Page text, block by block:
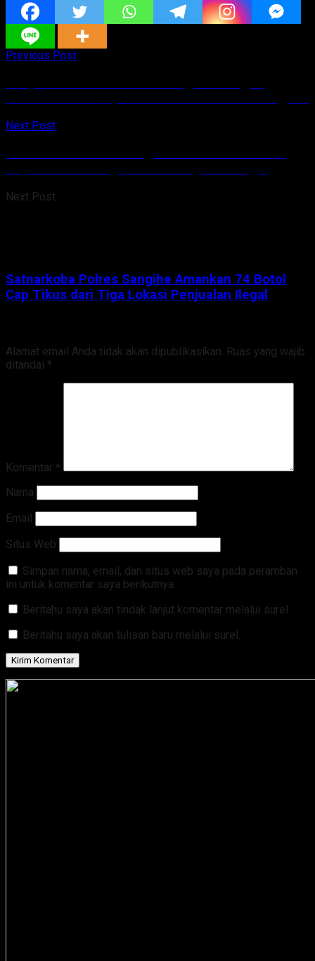
Previous Post
Next Post
Next Post
Satnarkoba Polres Sangihe Amankan 74 Botol
Cap Tikus dari Tiga Lokasi Penjualan Ilegal
Alamat email Anda tidak akan dipublikasikan. Ruas yang wajib
ditandai *
Komentar *
Nama
Email
Situs Web
Simpan nama, email, dan situs web saya pada peramban
ini untuk komentar saya berikutnya.
Beritahu saya akan tindak lanjut komentar melalui surel.
Beritahu saya akan tulisan baru melalui surel.